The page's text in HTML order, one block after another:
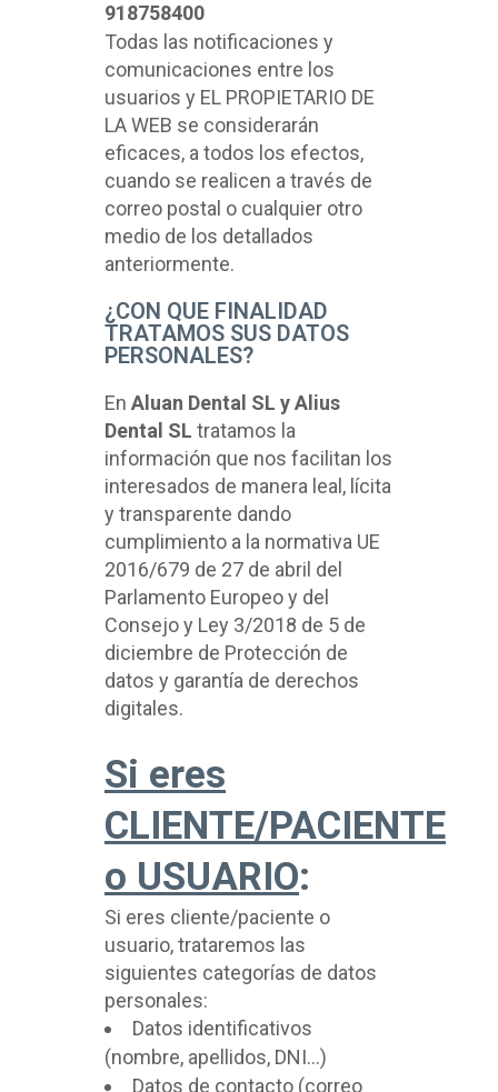
918758400
Todas las notificaciones y
comunicaciones entre los
usuarios y EL PROPIETARIO DE
LA WEB se considerarán
eficaces, a todos los efectos,
cuando se realicen a través de
correo postal o cualquier otro
medio de los detallados
anteriormente.
¿CON QUE FINALIDAD
TRATAMOS SUS DATOS
PERSONALES?
En Aluan Dental SL y Alius
Dental SL tratamos la
información que nos facilitan los
interesados de manera leal, lícita
y transparente dando
cumplimiento a la normativa UE
2016/679 de 27 de abril del
Parlamento Europeo y del
Consejo y Ley 3/2018 de 5 de
diciembre de Protección de
datos y garantía de derechos
digitales.
Si eres
CLIENTE/PACIENTE
o USUARIO:
Si eres cliente/paciente o
usuario, trataremos las
siguientes categorías de datos
personales:
Datos identificativos
(nombre, apellidos, DNI…)
Datos de contacto (correo